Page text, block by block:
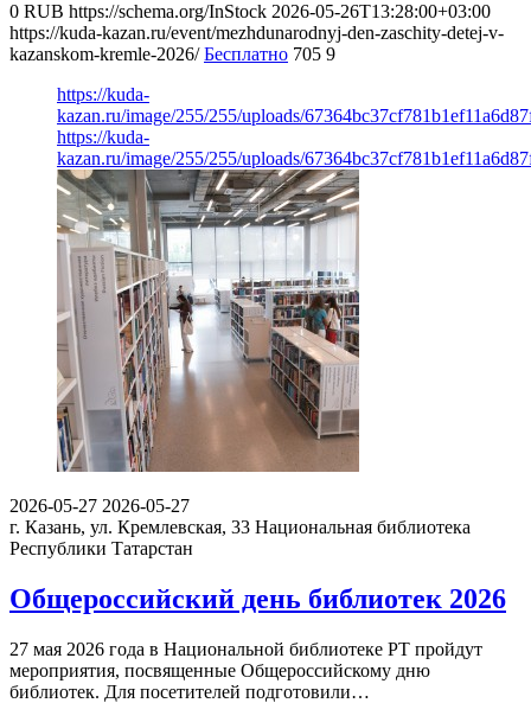
0 RUB https://schema.org/InStock 2026-05-26T13:28:00+03:00
https://kuda-kazan.ru/event/mezhdunarodnyj-den-zaschity-detej-v-
kazanskom-kremle-2026/ Бесплатно 705 9
https://kuda-
kazan.ru/image/255/255/uploads/
https://kuda-
kazan.ru/image/255/255/uploads/
2026-05-27 2026-05-27
г. Казань, ул. Кремлевская, 33 Национальная библиотека
Республики Татарстан
Общероссийский день библиотек 2026
27 мая 2026 года в Национальной библиотеке РТ пройдут
мероприятия, посвященные Общероссийскому дню
библиотек. Для посетителей подготовили…